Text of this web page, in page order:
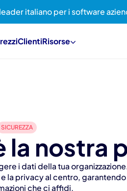
italiano per i software
ClientiRisorse
SICUREZZA
la nostra
i dati della tua
la privacy al centro,
che ci affidi.